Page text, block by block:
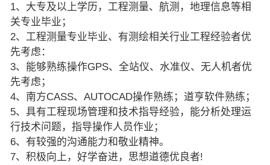
1、大专及以上学历，工程测量、航测，地理信息等相
关专业毕业；
2、工程测量专业毕业、有测绘相关行业工程经验者优
先考虑：
3、能够熟练操作GPS、全站仪、水准仪、无人机者优
先考虑；
4、南方CASS、AUTOCAD操作熟练；道亨软件熟练；
5、具有工程现场管理和技术指导经验，能分析处理运
行技术问题，指导操作人员作业；
6、有较强的沟通能力和敬业精神。
7、积极向上，好学奋进，思想道德优良者!